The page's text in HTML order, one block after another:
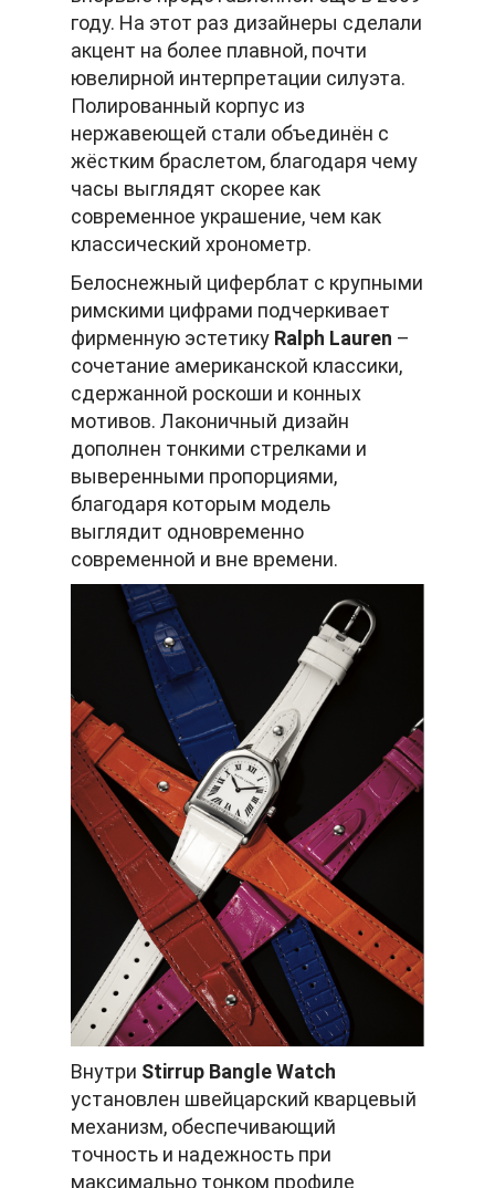
году. На этот раз дизайнеры сделали
акцент на более плавной, почти
ювелирной интерпретации силуэта.
Полированный корпус из
нержавеющей стали объединён с
жёстким браслетом, благодаря чему
часы выглядят скорее как
современное украшение, чем как
классический хронометр.
Белоснежный циферблат с крупными
римскими цифрами подчеркивает
фирменную эстетику Ralph Lauren –
сочетание американской классики,
сдержанной роскоши и конных
мотивов. Лаконичный дизайн
дополнен тонкими стрелками и
выверенными пропорциями,
благодаря которым модель
выглядит одновременно
современной и вне времени.
Внутри Stirrup Bangle Watch
установлен швейцарский кварцевый
механизм, обеспечивающий
точность и надежность при
максимально тонком профиле